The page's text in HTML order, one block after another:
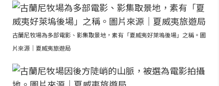
古蘭尼牧場為多部電影、影集取景地，素有「夏威夷好萊塢後場」之稱。圖
片來源｜夏威夷旅遊局